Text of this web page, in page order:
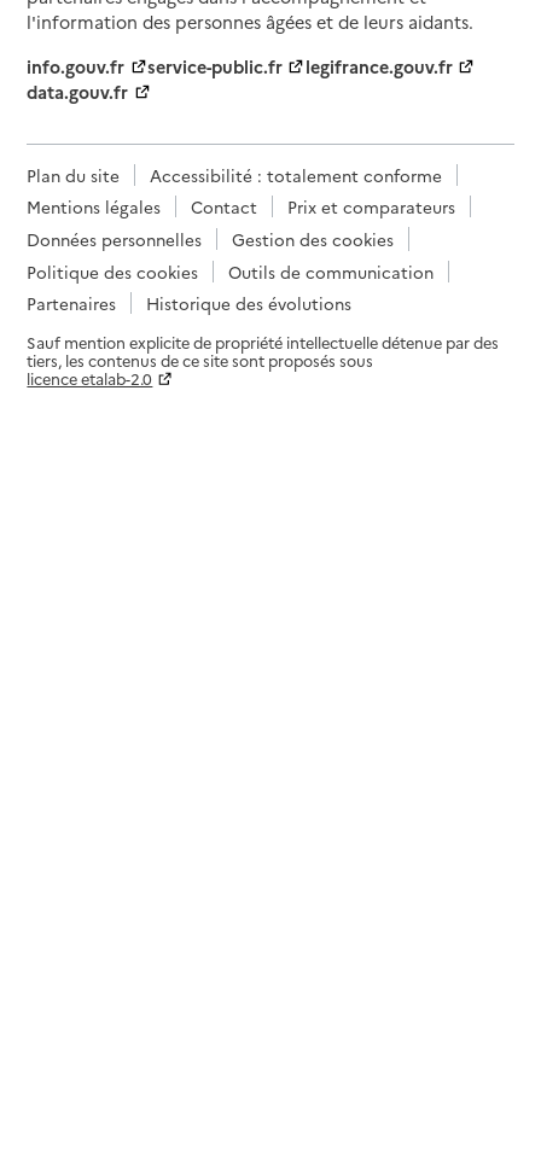
l'information des personnes âgées et de leurs aidants.
info.gouv.fr
service-public.fr
legifrance.gouv.fr
data.gouv.fr
Plan du site
Accessibilité : totalement conforme
Mentions légales
Contact
Prix et comparateurs
Données personnelles
Gestion des cookies
Politique des cookies
Outils de communication
Partenaires
Historique des évolutions
Sauf mention explicite de propriété intellectuelle détenue par des
tiers, les contenus de ce site sont proposés sous
licence etalab-2.0